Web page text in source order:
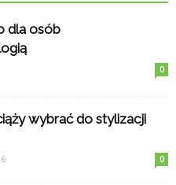
dla osób
0
wybrać do stylizacji
0